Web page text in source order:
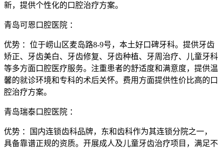
新，提供个性化的口腔治疗方案。
青岛可恩口腔医院 ：
优势 ：位于崂山区麦岛路8-9号，本土好口碑牙科。提供牙齿
矫正、牙齿美白、牙齿修复、牙齿种植、牙周治疗、儿童牙科
等多方面口腔医疗服务。注重患者的舒适度和满意度，提供温
馨的就诊环境和专科的术后关怀。费用方面提供性价比高的口
腔治疗方案。
青岛瑞泰口腔医院 ：
优势 ：国内连锁齿科品牌，东和齿科作为其连锁分院之一，
具备靠谱正规的资质。开展成人及儿童牙齿治疗项目，满足不